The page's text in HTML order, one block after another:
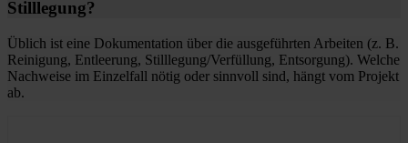
Stilllegung?
Üblich ist eine Dokumentation über die ausgeführten Arbeiten (z. B.
Reinigung, Entleerung, Stilllegung/Verfüllung, Entsorgung). Welche
Nachweise im Einzelfall nötig oder sinnvoll sind, hängt vom Projekt
ab.